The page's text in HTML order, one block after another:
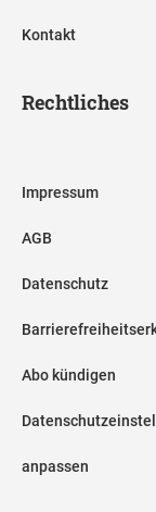
Kontakt
Rechtliches
Impressum
AGB
Datenschutz
Abo kündigen
anpassen